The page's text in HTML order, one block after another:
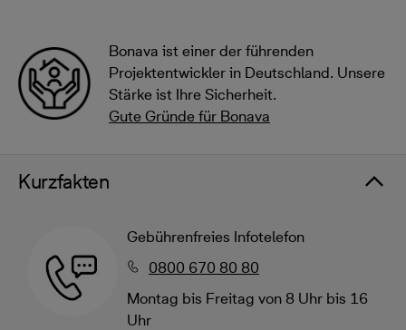
Bonava ist einer der führenden
Projektentwickler in Deutschland. Unsere
Stärke ist Ihre Sicherheit.
Gute Gründe für Bonava
Kurzfakten
Gebührenfreies Infotelefon
0800 670 80 80
Montag bis Freitag von 8 Uhr bis 16
Uhr